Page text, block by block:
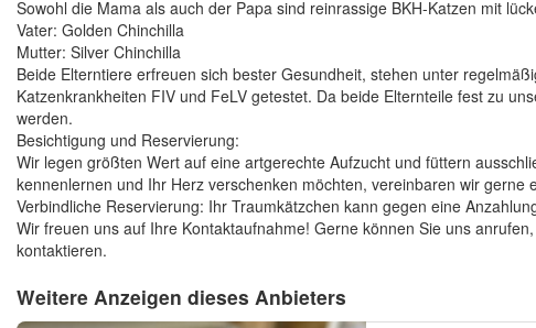
Sowohl die Mama als auch der Papa sind reinrassige BKH-Katzen mit
Vater: Golden Chinchilla
Mutter: Silver Chinchilla
Beide Elterntiere erfreuen sich bester Gesundheit, stehen unter
Katzenkrankheiten FIV und FeLV getestet. Da beide Elternteile fest zu
werden.
Besichtigung und Reservierung:
Wir legen größten Wert auf eine artgerechte Aufzucht und füttern
kennenlernen und Ihr Herz verschenken möchten, vereinbaren wir gerne
Verbindliche Reservierung: Ihr Traumkätzchen kann gegen eine
Wir freuen uns auf Ihre Kontaktaufnahme! Gerne können Sie uns
kontaktieren.
Weitere Anzeigen dieses Anbieters